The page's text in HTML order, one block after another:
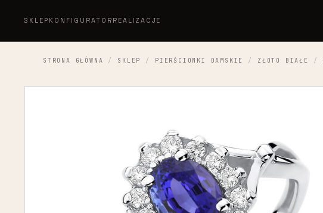
SKLEP KONFIGURATOR REALIZACJE
STRONA GŁÓWNA / SKLEP / PIERŚCIONKI DAMSKIE / ZŁOTO BIAŁE /